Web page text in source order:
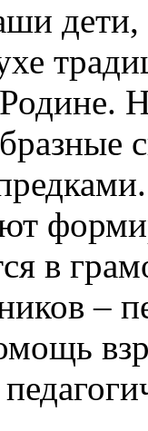
в
–